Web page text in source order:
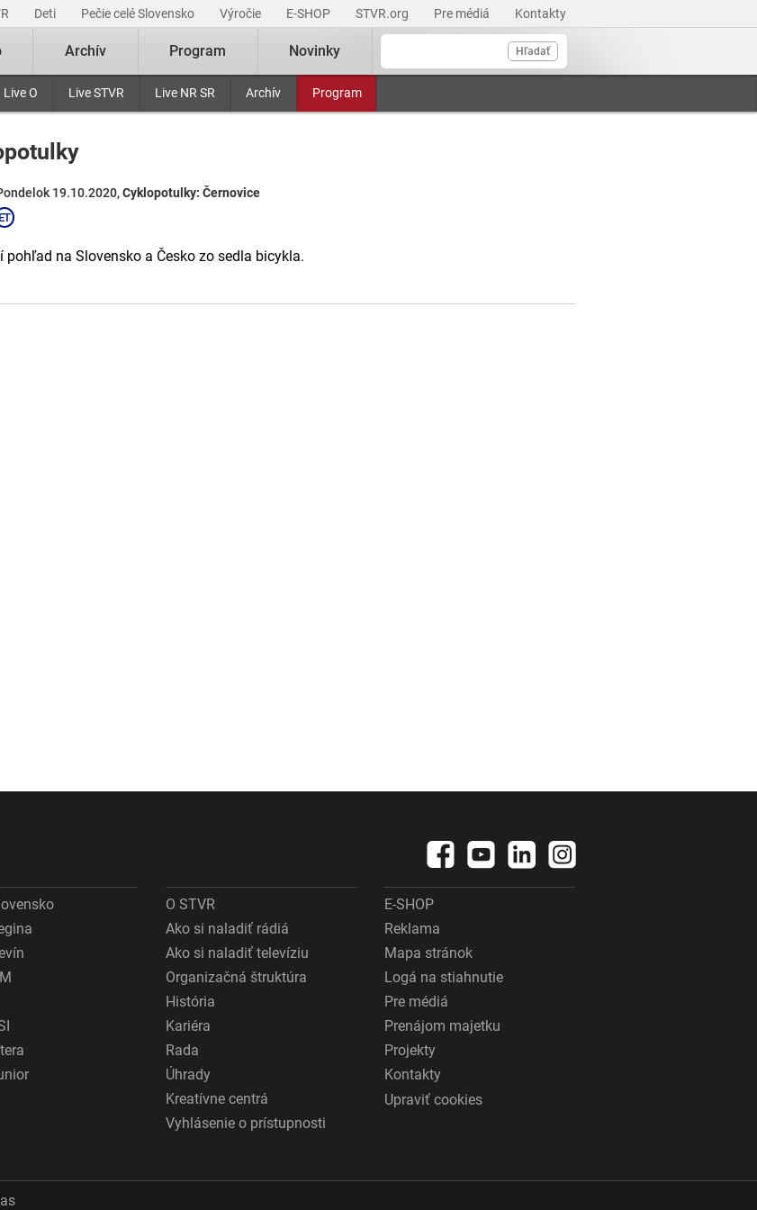
Deti Pečie celé Slovensko Výročie E-SHOP STVR.org Pre médiá Kontakty
Hľadať
Live O Live STVR Live NR SR Archív Program
Archív Program Novinky
19.10.2020,Cyklopotulky: Černovice
pohľad na Slovensko a Česko zo sedla bicykla.
O STVR
Ako si naladiť rádiá
Ako si naladiť televíziu
Organizačná štruktúra
História
Kariéra
Rada
Úhrady
Kreatívne centrá
Vyhlásenie o prístupnosti
E-SHOP
Reklama
Mapa stránok
Logá na stiahnutie
Pre médiá
Prenájom majetku
Projekty
Kontakty
Upraviť cookies